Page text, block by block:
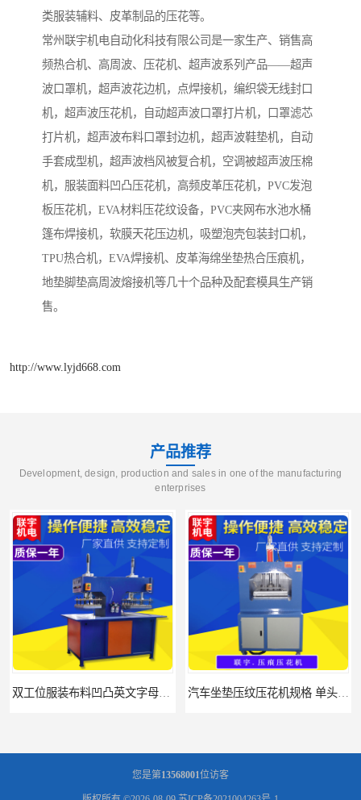
类服装辅料、皮革制品的压花等。
常州联宇机电自动化科技有限公司是一家生产、销售高
频热合机、高周波、压花机、超声波系列产品——超声
波口罩机，超声波花边机，点焊接机，编织袋无线封口
机，超声波压花机，自动超声波口罩打片机，口罩滤芯
打片机，超声波布料口罩封边机，超声波鞋垫机，自动
手套成型机，超声波档风被复合机，空调被超声波压棉
机，服装面料凹凸压花机，高频皮革压花机，PVC发泡
板压花机，EVA材料压花纹设备，PVC夹网布水池水桶
篷布焊接机，软膜天花压边机，吸塑泡壳包装封口机，
TPU热合机，EVA焊接机、皮革海绵坐垫热合压痕机，
地垫脚垫高周波熔接机等几十个品种及配套模具生产销
售。
http://www.lyjd668.com
产品推荐
Development, design, production and sales in one of the manufacturing
enterprises
您是第13568001位访客